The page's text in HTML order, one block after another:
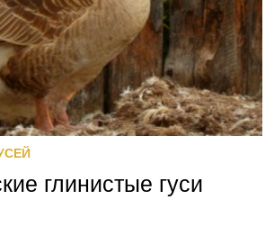
глинистые гуси